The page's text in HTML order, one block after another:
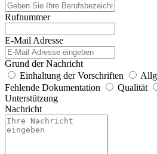
Rufnummer
E-Mail Adresse
Grund der Nachricht
Einhaltung der Vorschriften
Fehlende Dokumentation
Qualität
Unterstützung
Nachricht